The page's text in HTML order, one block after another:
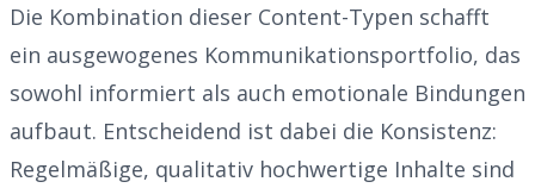
Die Kombination dieser Content-Typen schafft
ein ausgewogenes Kommunikationsportfolio, das
sowohl informiert als auch emotionale Bindungen
aufbaut. Entscheidend ist dabei die Konsistenz:
Regelmäßige, qualitativ hochwertige Inhalte sind